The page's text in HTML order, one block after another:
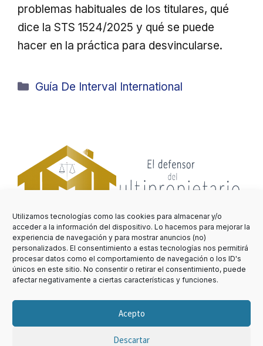
Utilizamos tecnologías como las cookies para almacenar y/o
acceder a la información del dispositivo. Lo hacemos para mejorar la
experiencia de navegación y para mostrar anuncios (no)
personalizados. El consentimiento a estas tecnologías nos permitirá
procesar datos como el comportamiento de navegación o los ID's
únicos en este sitio. No consentir o retirar el consentimiento, puede
afectar negativamente a ciertas características y funciones.
Acepto
Descartar
problemas habituales de los titulares, qué
dice la STS 1524/2025 y qué se puede
hacer en la práctica para desvincularse.
Categorías
Guía De Interval International
Grand Solmar Land’s End
Resort & Spa: Cómo Salir de tu
Multipropiedad en 2026
Análisis actualizado del complejo Grand
Solmar Land’s End Resort & Spa (Cabo San